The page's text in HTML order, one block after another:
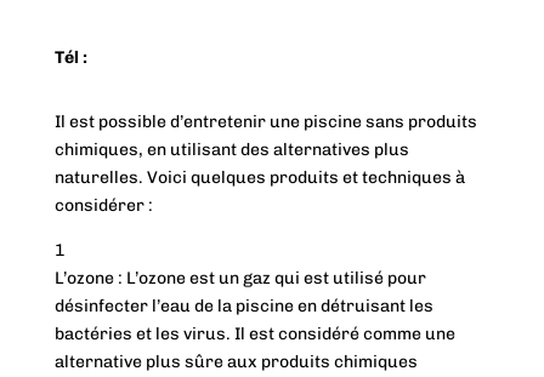
Tél :
Il est possible d’entretenir une piscine sans produits
chimiques, en utilisant des alternatives plus
naturelles. Voici quelques produits et techniques à
considérer :
1
L’ozone : L’ozone est un gaz qui est utilisé pour
désinfecter l’eau de la piscine en détruisant les
bactéries et les virus. Il est considéré comme une
alternative plus sûre aux produits chimiques